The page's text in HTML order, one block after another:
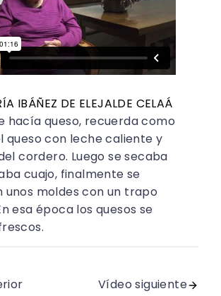
IBÁÑEZ DE ELEJALDE CELAÁ
hacía queso, recuerda como
queso con leche caliente y
cordero. Luego se secaba
cuajo, finalmente se
unos moldes con un trapo
esa época los quesos se
Vídeo siguiente